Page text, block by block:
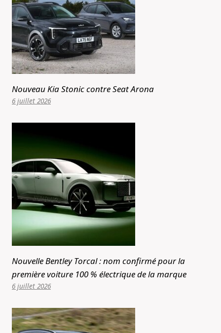
Nouveau Kia Stonic contre Seat Arona
6 juillet 2026
Nouvelle Bentley Torcal : nom confirmé pour la
première voiture 100 % électrique de la marque
6 juillet 2026